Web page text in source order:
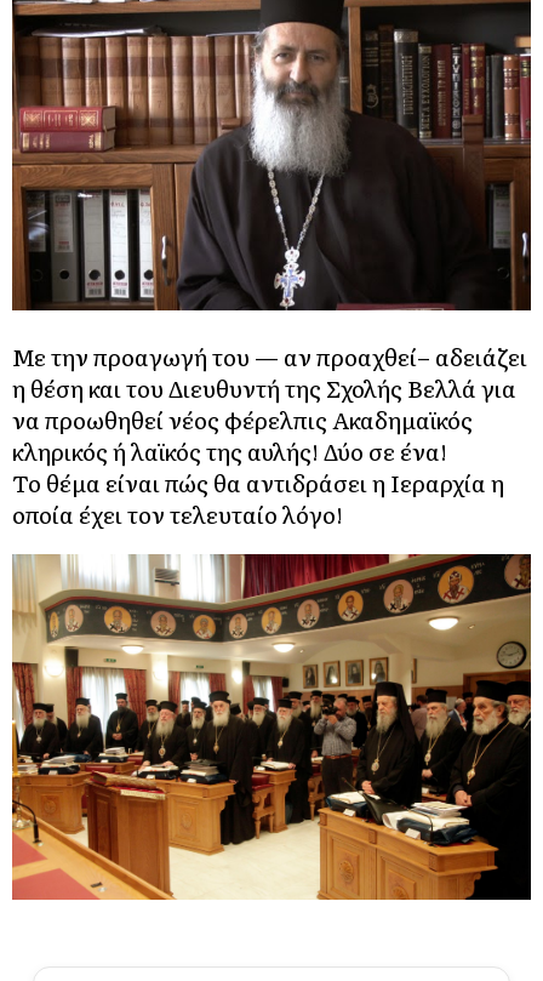
Με την προαγωγή του — αν προαχθεί– αδειάζει
η θέση και του Διευθυντή της Σχολής Βελλά για
να προωθηθεί νέος φέρελπις Ακαδημαϊκός
κληρικός ή λαϊκός της αυλής! Δύο σε ένα!
Το θέμα είναι πώς θα αντιδράσει η Ιεραρχία η
οποία έχει τον τελευταίο λόγο!